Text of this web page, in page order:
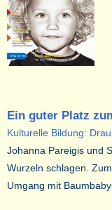
Ein guter Platz
Kulturelle Bildung:
Johanna Pareigis und
Wurzeln schlagen.
Umgang mit